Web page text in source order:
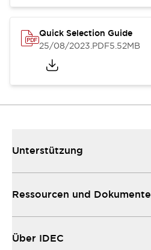
Quick Selection Guide
25/08/2023.PDF5.52MB
Unterstützung
Ressourcen und Dokumente
Über IDEC